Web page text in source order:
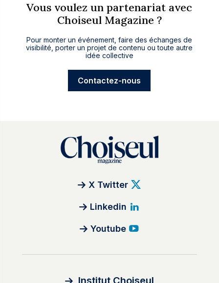
Vous voulez un partenariat avec
Choiseul Magazine ?
Pour monter un événement, faire des échanges de
visibilité, porter un projet de contenu ou toute autre
idée collective
Contactez-nous
X Twitter
Linkedin
Youtube
Institut Choiseul